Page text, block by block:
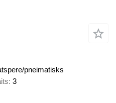
pneimatisks
3